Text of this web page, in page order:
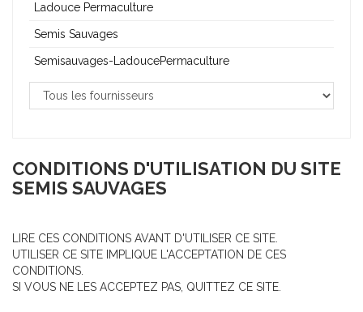
Ladouce Permaculture
Semis Sauvages
Semisauvages-LadoucePermaculture
CONDITIONS D'UTILISATION DU SITE
SEMIS SAUVAGES
LIRE CES CONDITIONS AVANT D'UTILISER CE SITE.
UTILISER CE SITE IMPLIQUE L'ACCEPTATION DE CES
CONDITIONS.
SI VOUS NE LES ACCEPTEZ PAS, QUITTEZ CE SITE.